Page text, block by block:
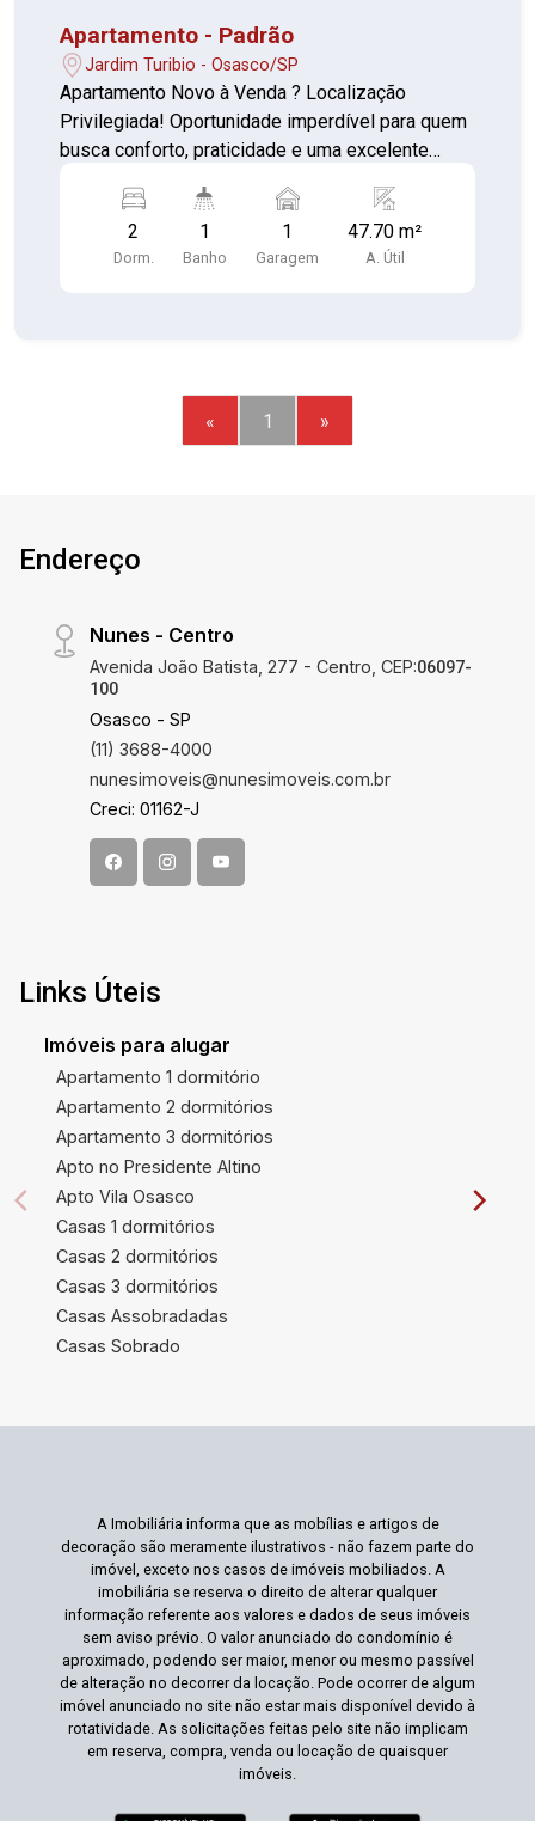
Apartamento - Padrão
Jardim Turibio - Osasco/SP
Apartamento Novo à Venda ? Localização
Privilegiada! Oportunidade imperdível para quem
busca conforto, praticidade e uma excelente
bem iluminados Sala aconchegante Cozinha
funcional Lavanderia integrada Varanda 1 vaga de
garagem Localização estratégica: Próximo a
2
Dorm.
1
Banho
1
Garagem
47.70 m²
A. Útil
« 1 »
Endereço
Nunes - Centro
Avenida João Batista, 277 - Centro, CEP:06097-
100
Osasco - SP
(11) 3688-4000
nunesimoveis@nunesimoveis.com.br
Creci: 01162-J
Links Úteis
Imóveis para alugar
Apartamento 1 dormitório
Apartamento 2 dormitórios
Apartamento 3 dormitórios
Apto no Presidente Altino
Apto Vila Osasco
Casas 1 dormitórios
Casas 2 dormitórios
Casas 3 dormitórios
Casas Assobradadas
Casas Sobrado
A Imobiliária informa que as mobílias e artigos de
decoração são meramente ilustrativos - não fazem parte do
imóvel, exceto nos casos de imóveis mobiliados. A
imobiliária se reserva o direito de alterar qualquer
informação referente aos valores e dados de seus imóveis
sem aviso prévio. O valor anunciado do condomínio é
aproximado, podendo ser maior, menor ou mesmo passível
de alteração no decorrer da locação. Pode ocorrer de algum
imóvel anunciado no site não estar mais disponível devido à
rotatividade. As solicitações feitas pelo site não implicam
em reserva, compra, venda ou locação de quaisquer
imóveis.